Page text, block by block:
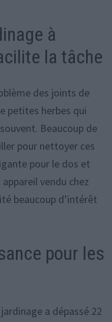
à
la tâche
des joints de
petites herbes qui
Beaucoup de
pour nettoyer ces
pour le dos et
vendu chez
beaucoup d’intérêt
pour les
a dépassé 22